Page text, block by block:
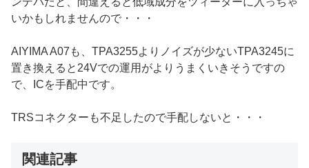
いかもしれませんので・・・
AIYIMA A07も、TPA3255よりノイズが少ないTPA3245に
置き換えると24Vでの運用がよりうまくいきそうですの
で、ICを手配中です。
TRSコネクターも不足したので手配しないと・・・
関連記事